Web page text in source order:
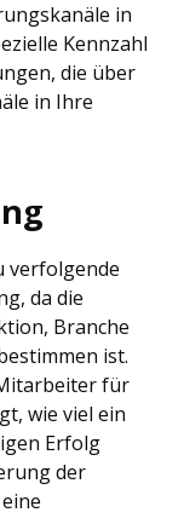
in
Kennzahl
die über
in Ihre
verfolgende
da die
Branche
ist.
für
wie viel ein
Erfolg
der